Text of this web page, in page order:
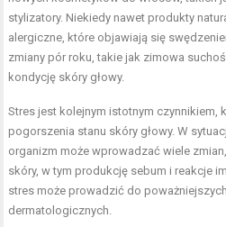
stylizatory. Niekiedy nawet produkty
alergiczne, które objawiają się
zmiany pór roku, takie jak zimowa
kondycję skóry głowy.
Stres jest kolejnym istotnym czynnikiem,
pogorszenia stanu skóry głowy. W
organizm może wprowadzać wiele
skóry, w tym produkcję sebum i reakcje
stres może prowadzić do
dermatologicznych.